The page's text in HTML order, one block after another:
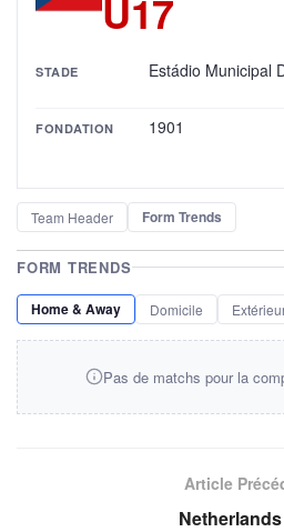
U17
STADE Estádio Municipal
FONDATION 1901
Team Header Form Trends
FORM TRENDS
Home & Away Domicile
Pas de matchs pour la
Article